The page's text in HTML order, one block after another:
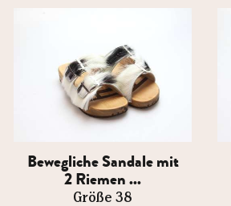
Bewegliche Sandale mit
2 Riemen ...
Größe 38